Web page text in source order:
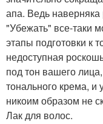
апа. Ведь наверняка
"Убежать" все-таки
этапы подготовки к
недоступная
под тон вашего
тонального крема, и
никоим образом не
Лак для волос.